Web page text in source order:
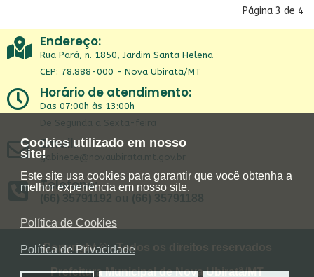
Cookies utilizado em nosso
site!
Este site usa cookies para garantir que você obtenha a
melhor experiência em nosso site.
Política de Cookies
Política de Privacidade
Página 3 de 4
Endereço:
Rua Pará, n. 1850, Jardim Santa Helena
CEP: 78.888-000 - Nova Ubiratã/MT
Horário de atendimento:
Das 07:00h às 13:00h
De Segunda a Sexta-feira
Email:
gabinete@novaubirata.mt.gov.br
Telefone:
(66) 35791192 ou (66) 35791188
Copyright © - Todos os direitos reservados
Prefeitura Municipal de Nova Ubiratã/MT